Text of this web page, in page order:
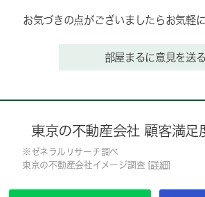
お気づきの点がございましたらお気軽
部屋まるに意見を送る
東京の不動産会社 顧客満足
※ゼネラルリサーチ調べ
東京の不動産会社イメージ調査 [ 詳細